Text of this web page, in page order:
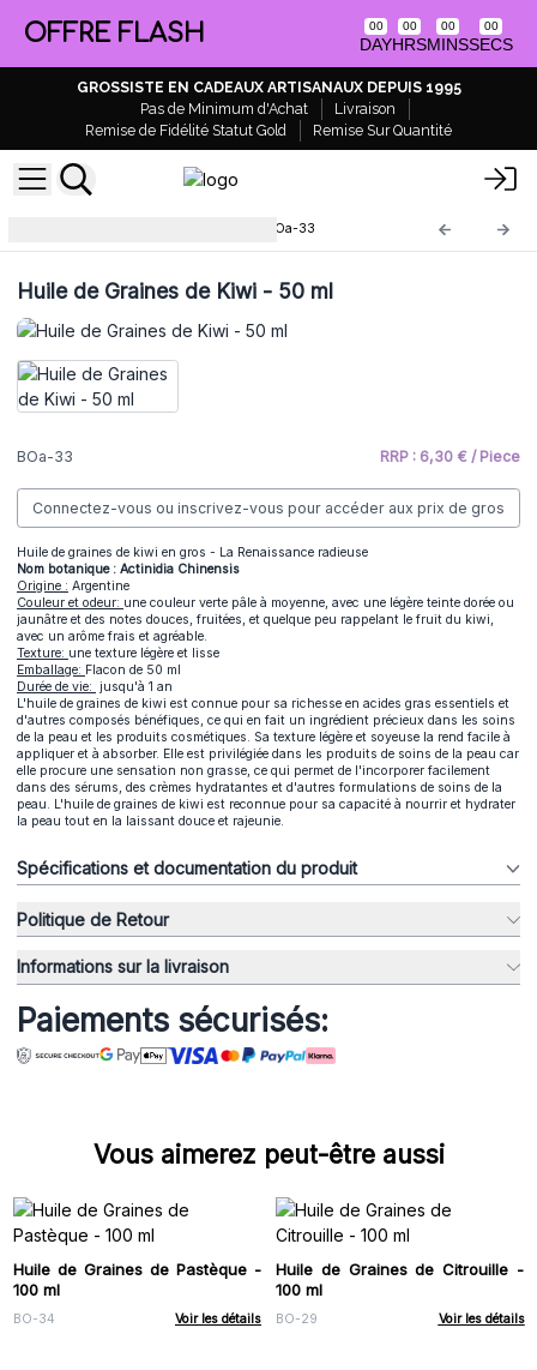
OFFRE FLASH 00
DAY
00
HRS
00
MINS
00
SECS
GROSSISTE EN CADEAUX ARTISANAUX DEPUIS 1995
Pas de Minimum d'Achat
Livraison
Remise de Fidélité Statut Gold
Remise Sur Quantité
BOa-33
Huile de Graines de Kiwi - 50 ml
BOa-33 RRP : 6,30 € / Piece
Connectez-vous ou inscrivez-vous pour accéder aux prix de gros
Huile de graines de kiwi en gros - La Renaissance radieuse
Nom botanique : Actinidia Chinensis
Origine : Argentine
Couleur et odeur: une couleur verte pâle à moyenne, avec une légère teinte dorée ou
jaunâtre et des notes douces, fruitées, et quelque peu rappelant le fruit du kiwi,
avec un arôme frais et agréable.
Texture: une texture légère et lisse
Emballage: Flacon de 50 ml
Durée de vie: jusqu'à 1 an
L'huile de graines de kiwi est connue pour sa richesse en acides gras essentiels et
d'autres composés bénéfiques, ce qui en fait un ingrédient précieux dans les soins
de la peau et les produits cosmétiques. Sa texture légère et soyeuse la rend facile à
appliquer et à absorber. Elle est privilégiée dans les produits de soins de la peau car
elle procure une sensation non grasse, ce qui permet de l'incorporer facilement
dans des sérums, des crèmes hydratantes et d'autres formulations de soins de la
peau. L'huile de graines de kiwi est reconnue pour sa capacité à nourrir et hydrater
la peau tout en la laissant douce et rajeunie.
Spécifications et documentation du produit
Politique de Retour
Informations sur la livraison
Paiements sécurisés:
Vous aimerez peut-être aussi
Huile de Graines de Pastèque -
100 ml
BO-34 Voir les détails
Huile de Graines de Citrouille -
100 ml
BO-29 Voir les détails